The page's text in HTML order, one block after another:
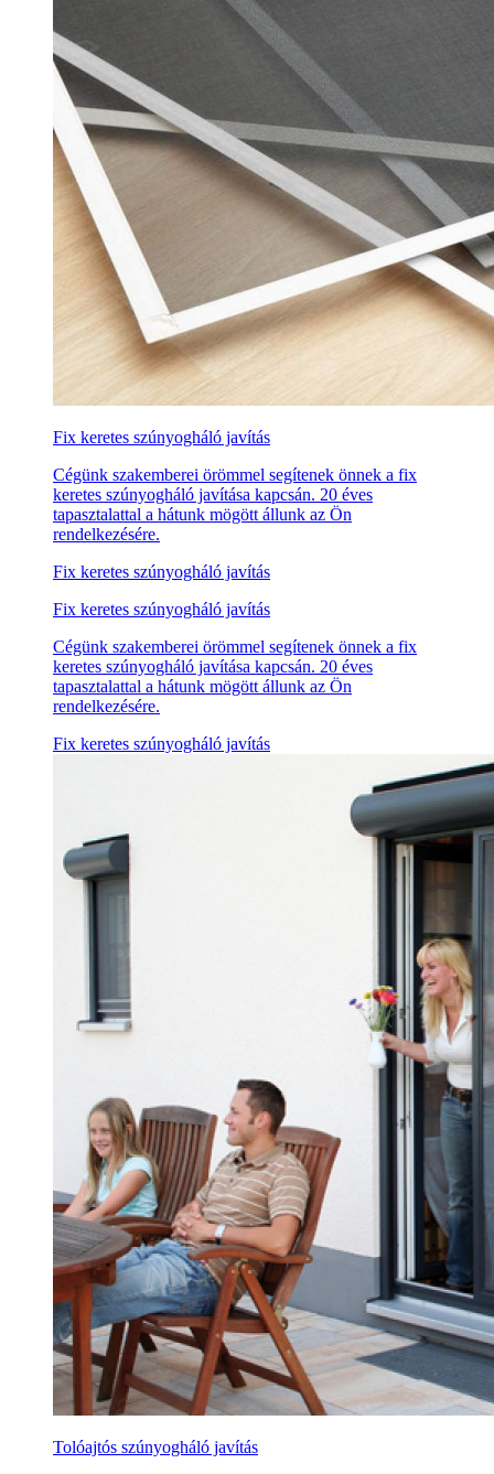
Fix keretes szúnyogháló javítás
Cégünk szakemberei örömmel segítenek önnek a fix
keretes szúnyogháló javítása kapcsán. 20 éves
tapasztalattal a hátunk mögött állunk az Ön
rendelkezésére.
Fix keretes szúnyogháló javítás
Fix keretes szúnyogháló javítás
Cégünk szakemberei örömmel segítenek önnek a fix
keretes szúnyogháló javítása kapcsán. 20 éves
tapasztalattal a hátunk mögött állunk az Ön
rendelkezésére.
Fix keretes szúnyogháló javítás
Tolóajtós szúnyogháló javítás